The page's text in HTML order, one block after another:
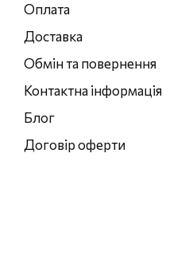
Оплата
Доставка
Обмін та повернення
Контактна інформація
Блог
Договір оферти